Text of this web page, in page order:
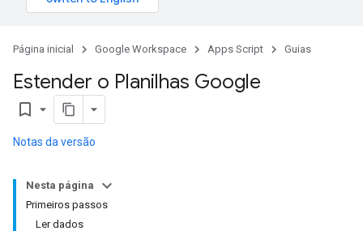
Página inicial Google Workspace Apps Script Guias
Estender o Planilhas Google
bookmark_border
Notas da versão
Nesta página
Primeiros passos
Ler dados